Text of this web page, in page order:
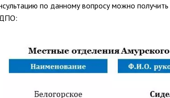
по данному вопросу можно